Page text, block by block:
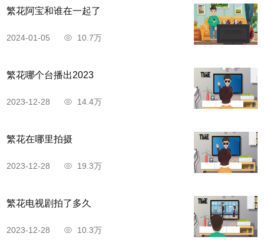
繁花阿宝和谁在一起了
2024-01-05 10.7万
繁花哪个台播出2023
2023-12-28 14.4万
繁花在哪里拍摄
2023-12-28 19.3万
繁花电视剧拍了多久
2023-12-28 10.3万